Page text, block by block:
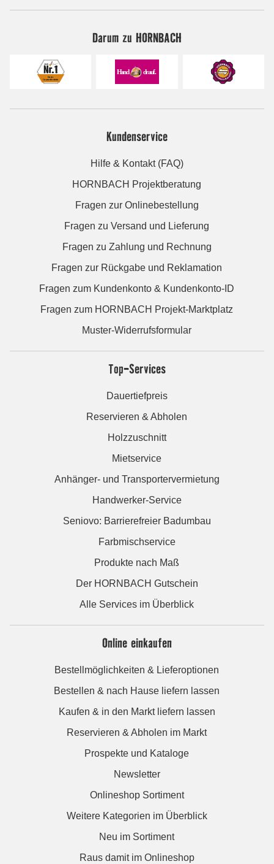
Darum zu HORNBACH
Kundenservice
Hilfe & Kontakt (FAQ)
HORNBACH Projektberatung
Fragen zur Onlinebestellung
Fragen zu Versand und Lieferung
Fragen zu Zahlung und Rechnung
Fragen zur Rückgabe und Reklamation
Fragen zum Kundenkonto & Kundenkonto-ID
Fragen zum HORNBACH Projekt-Marktplatz
Muster-Widerrufsformular
Top-Services
Dauertiefpreis
Reservieren & Abholen
Holzzuschnitt
Mietservice
Anhänger- und Transportervermietung
Handwerker-Service
Seniovo: Barrierefreier Badumbau
Farbmischservice
Produkte nach Maß
Der HORNBACH Gutschein
Alle Services im Überblick
Online einkaufen
Bestellmöglichkeiten & Lieferoptionen
Bestellen & nach Hause liefern lassen
Kaufen & in den Markt liefern lassen
Reservieren & Abholen im Markt
Prospekte und Kataloge
Newsletter
Onlineshop Sortiment
Weitere Kategorien im Überblick
Neu im Sortiment
Raus damit im Onlineshop